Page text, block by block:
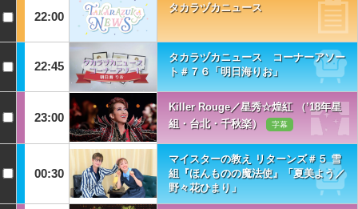
22:00
タカラヅカニュース
22:45
タカラヅカニュース コーナーアソー
ト＃７６「明日海りお」
23:00
Killer Rouge／星秀☆煌紅 （’18年星
組・台北・千秋楽）
字幕
00:30
マイスターの教え リターンズ＃５ 雪
組『ほんものの魔法使』「夏美よう／
野々花ひまり」